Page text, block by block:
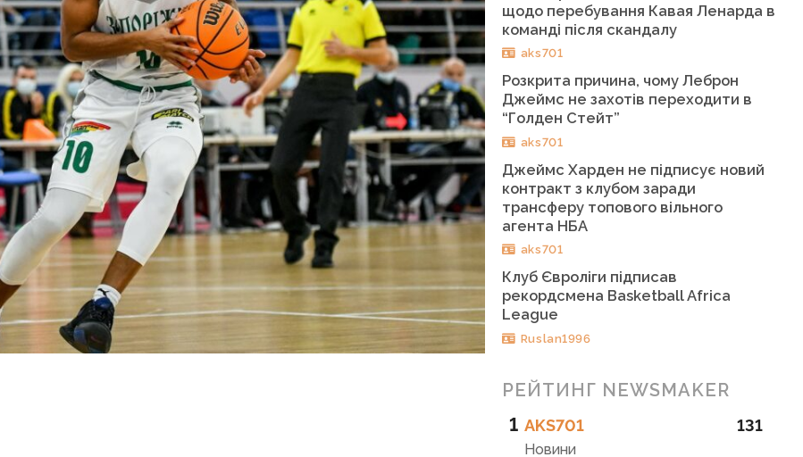
щодо перебування Кавая Ленарда в
команді після скандалу
aks701
Розкрита причина, чому Леброн
Джеймс не захотів переходити в
“Голден Стейт”
aks701
Джеймс Харден не підписує новий
контракт з клубом заради
трансферу топового вільного
агента НБА
aks701
Клуб Євроліги підписав
рекордсмена Basketball Africa
League
Ruslan1996
РЕЙТИНГ NEWSMAKER
1 AKS701
Новини
131